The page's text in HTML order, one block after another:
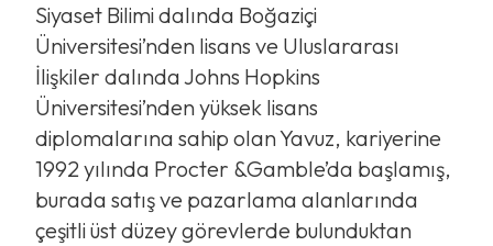
Siyaset Bilimi dalında Boğaziçi
Üniversitesi’nden lisans ve Uluslararası
İlişkiler dalında Johns Hopkins
Üniversitesi’nden yüksek lisans
diplomalarına sahip olan Yavuz, kariyerine
1992 yılında Procter &Gamble’da başlamış,
burada satış ve pazarlama alanlarında
çeşitli üst düzey görevlerde bulunduktan